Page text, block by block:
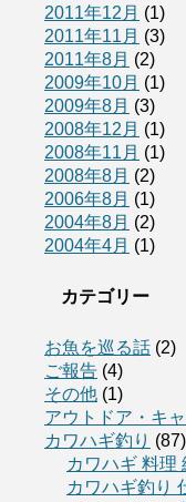
2011年12月 (1)
2011年11月 (3)
2011年8月 (2)
2009年10月 (1)
2009年8月 (3)
2008年12月 (1)
2008年11月 (1)
2008年8月 (2)
2006年8月 (1)
2004年8月 (2)
2004年4月 (1)
カテゴリー
お魚を巡る話 (2)
ご報告 (4)
その他 (1)
アウトドア・キ
カワハギ釣り (87)
カワハギ 料理
カワハギ釣り